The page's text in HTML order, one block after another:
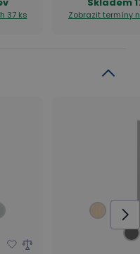
věci.
37 ks Zobrazit termíny